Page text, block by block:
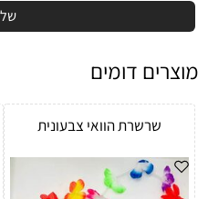
מוצרים דומים
שרשרת הוואי צבעונית